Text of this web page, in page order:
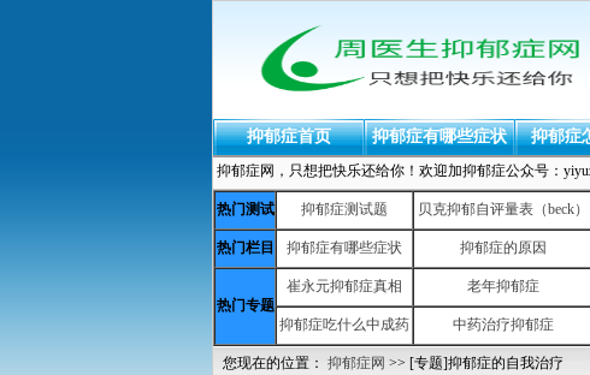
抑郁症首页 抑郁症有哪些症状 抑郁症
抑郁症网，只想把快乐还给你！欢迎加抑郁症公众号：
热门测试 抑郁症测试题 贝克抑郁自评量表（beck）
热门栏目 抑郁症有哪些症状 抑郁症的原因
热门专题
崔永元抑郁症真相 老年抑郁症
抑郁症吃什么中成药 中药治疗抑郁症
您现在的位置： 抑郁症网 >> [专题]抑郁症的自我治疗